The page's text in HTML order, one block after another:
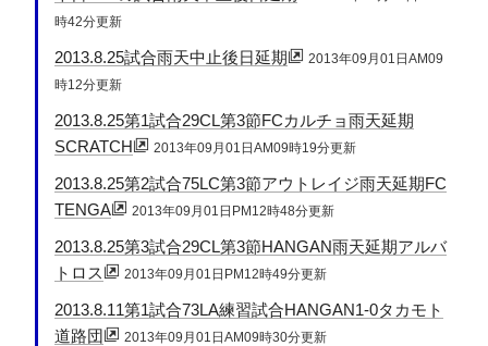
時42分更新
2013.8.25試合雨天中止後日延期
2013年09月01日AM09
時12分更新
2013.8.25第1試合29CL第3節FCカルチョ雨天延期
SCRATCH
2013年09月01日AM09時19分更新
2013.8.25第2試合75LC第3節アウトレイジ雨天延期FC
TENGA
2013年09月01日PM12時48分更新
2013.8.25第3試合29CL第3節HANGAN雨天延期アルバ
トロス
2013年09月01日PM12時49分更新
2013.8.11第1試合73LA練習試合HANGAN1-0タカモト
道路団
2013年09月01日AM09時30分更新